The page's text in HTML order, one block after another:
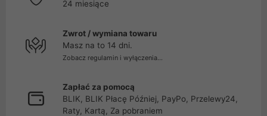
24 miesiące
Zwrot / wymiana towaru
Masz na to 14 dni.
Zobacz regulamin i wyłączenia...
Zapłać za pomocą
BLIK, BLIK Płacę Później, PayPo, Przelewy24,
Raty, Kartą, Za pobraniem